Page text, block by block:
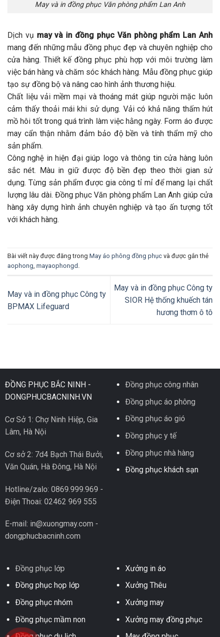
May và in đồng phục Văn phòng phẩm Lan Anh
Dịch vụ may và in đồng phục Văn phòng phẩm Lan Anh
mang đến những mẫu đồng phục đẹp và chuyên nghiệp cho
cửa hàng. Thiết kế đồng phục phù hợp với môi trường làm
việc bán hàng và chăm sóc khách hàng. Mẫu đồng phục giúp
tạo sự đồng bộ và nâng cao hình ảnh thương hiệu.
Chất liệu vải mềm mại và thoáng mát giúp người mặc luôn
cảm thấy thoải mái khi sử dụng. Vải có khả năng thấm hút
mồ hôi tốt trong quá trình làm việc hằng ngày. Form áo được
may cẩn thận nhằm đảm bảo độ bền và tính thẩm mỹ cho
sản phẩm.
Công nghệ in hiện đại giúp logo và thông tin cửa hàng luôn
sắc nét. Màu in giữ được độ bền đẹp theo thời gian sử
dụng. Từng sản phẩm được gia công tỉ mỉ để mang lại chất
lượng lâu dài. Đồng phục Văn phòng phẩm Lan Anh giúp cửa
hàng xây dựng hình ảnh chuyên nghiệp và tạo ấn tượng tốt
với khách hàng.
Bài viết này được đăng trong May áo phông đồng phục và được gắn thẻ
aophong, mayaophongd .
May và in đồng phục Công ty
BPMAX Lifeguard
May và in đồng phục Công ty
SIOR Hệ thống khuếch tán
hương thơm ô tô
ĐỒNG PHỤC BẮC NINH -
DONGPHUCBACNINH.VN
Cơ Sở 1: Chợ Ninh Hiệp, Gia
Lâm, Hà Nội
Cơ sở 2: 7d4 Bạch Thái Bưởi,
Văn Quán, Hà Đông, Hà Nội
Hotline/zalo: 0869.999.969 -
Điện Thoai: 02462 969 555
E-mail: in@xuongmay.com -
dongphucbacninh.com
Đồng phục công nhân
Đồng phục áo phông
Đồng phục áo gió
Đồng phục y tế
Đồng phục nhà hàng
Đồng phục khách sạn
Đồng phục lớp
Đồng phục họp lớp
Đồng phục nhóm
Đồng phục mầm non
Xưởng in áo
Xưởng Thêu
Xưởng may
Xưởng may đồng phục